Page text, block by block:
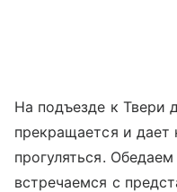
На подъезде к Твери
прекращается и
прогуляться.
встречаемся с